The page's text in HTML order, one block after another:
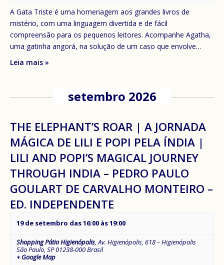
A Gata Triste é uma homenagem aos grandes livros de
mistério, com uma linguagem divertida e de fácil
compreensão para os pequenos leitores. Acompanhe Agatha,
uma gatinha angorá, na solução de um caso que envolve…
Leia mais »
setembro 2026
THE ELEPHANT’S ROAR | A JORNADA
MÁGICA DE LILI E POPI PELA ÍNDIA |
LILI AND POPI’S MAGICAL JOURNEY
THROUGH INDIA – PEDRO PAULO
GOULART DE CARVALHO MONTEIRO –
ED. INDEPENDENTE
19 de setembro das 16:00 às19:00
Shopping Pátio Higienópolis,Av. Higienópolis, 618 – Higienópolis
São Paulo, SP01238-000Brasil
+ Google Map